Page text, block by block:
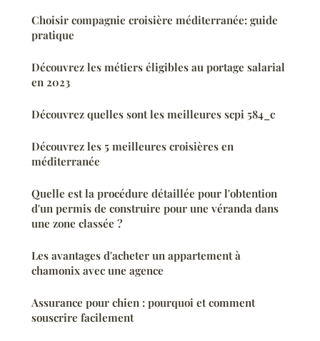
Choisir compagnie croisière méditerranée: guide
pratique
Découvrez les métiers éligibles au portage salarial
en 2023
Découvrez quelles sont les meilleures scpi 584_c
Découvrez les 5 meilleures croisières en
méditerranée
Quelle est la procédure détaillée pour l'obtention
d'un permis de construire pour une véranda dans
une zone classée ?
Les avantages d'acheter un appartement à
chamonix avec une agence
Assurance pour chien : pourquoi et comment
souscrire facilement